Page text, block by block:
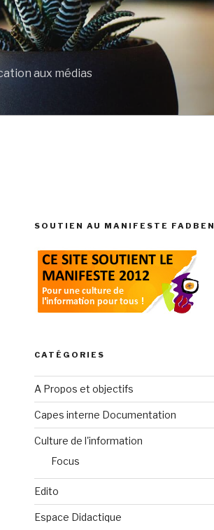
aux médias
SOUTIEN AU MANIFESTE FADBEN
CATÉGORIES
A Propos et objectifs
Capes interne Documentation
Culture de l'information
Focus
Edito
Espace Didactique